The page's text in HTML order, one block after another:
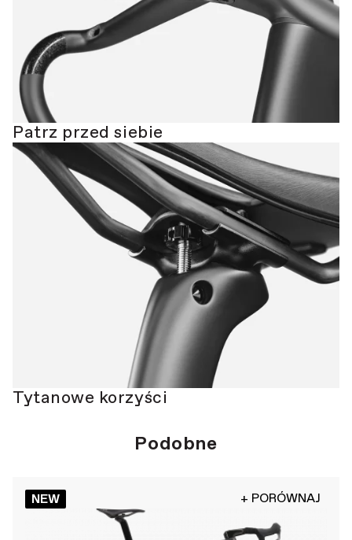
Patrz przed siebie
Tytanowe korzyści
Podobne
NEW + PORÓWNAJ